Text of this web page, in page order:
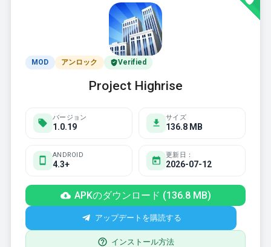
MOD アンロック Verified
Project Highrise
バージョン
1.0.19
サイズ
136.8 MB
ANDROID
4.3+
更新日：
2026-07-12
APKのダウンロード (136.8 MB)
アップデートを購読する
インストール方法